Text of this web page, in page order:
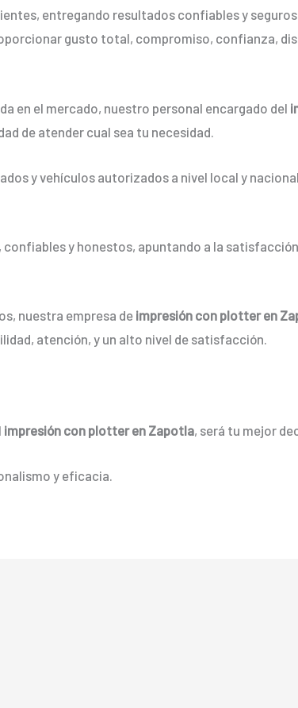
entregando resultados confiables y
gusto total, compromiso, confianza,
en el mercado, nuestro personal encargado del
de atender cual sea tu necesidad.
y vehículos autorizados a nivel local y
y honestos, apuntando a la
nuestra empresa de impresión con plotter en
atención, y un alto nivel de satisfacción.
impresión con plotter en Zapotla, será tu mejor
y eficacia.